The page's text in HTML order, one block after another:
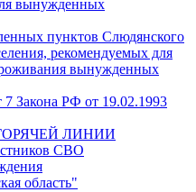
вынужденных
пунктов Слюдянского
рекомендуемых для
вынужденных
Закона РФ от 19.02.1993
ЛИНИИ
СВО
область"